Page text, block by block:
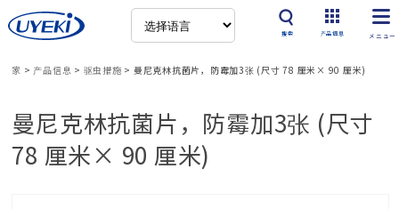
搜索 产品信息
家 > 产品信息 > 驱虫措施 > 曼尼克林抗菌片，防霉加3张 (尺寸 78 厘米× 90 厘米)
曼尼克林抗菌片，防霉加3张 (尺寸
78 厘米× 90 厘米)